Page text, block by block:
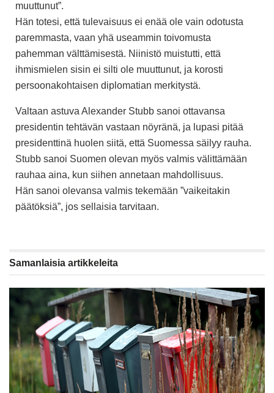
muuttunut”.
Hän totesi, että tulevaisuus ei enää ole vain odotusta
paremmasta, vaan yhä useammin toivomusta
pahemman välttämisestä. Niinistö muistutti, että
ihmismielen sisin ei silti ole muuttunut, ja korosti
persoonakohtaisen diplomatian merkitystä.
Valtaan astuva Alexander Stubb sanoi ottavansa
presidentin tehtävän vastaan nöyränä, ja lupasi pitää
presidenttinä huolen siitä, että Suomessa säilyy rauha.
Stubb sanoi Suomen olevan myös valmis välittämään
rauhaa aina, kun siihen annetaan mahdollisuus.
Hän sanoi olevansa valmis tekemään ”vaikeitakin
päätöksiä”, jos sellaisia tarvitaan.
Samanlaisia artikkeleita